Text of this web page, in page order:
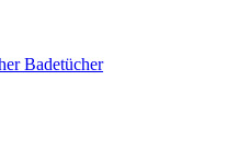
Badetücher